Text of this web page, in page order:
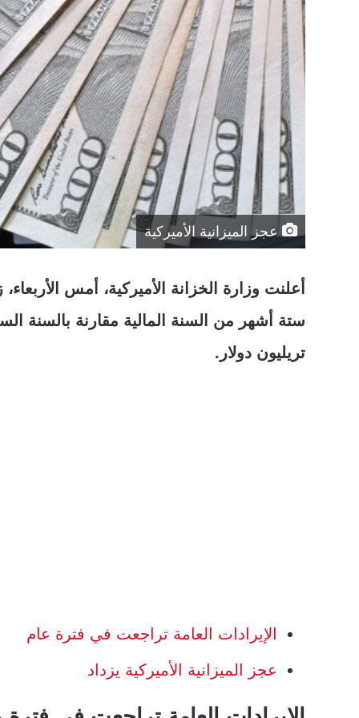
عجز الميزانية الأميركية
أعلنت وزارة الخزانة الأميركية، أمس الأربعاء،
تريليون دولار.
الإيرادات العامة تراجعت في فترة عام
عجز الميزانية الأميركية يزداد